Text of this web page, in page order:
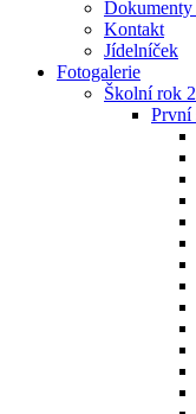
Dokumenty
Kontakt
Jídelníček
Fotogalerie
Školní rok
První